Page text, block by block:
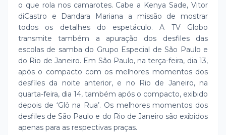
o que rola nos camarotes. Cabe a Kenya Sade, Vitor
diCastro e Dandara Mariana a missão de mostrar
todos os detalhes do espetáculo. A TV Globo
transmite também a apuração dos desfiles das
escolas de samba do Grupo Especial de São Paulo e
do Rio de Janeiro. Em São Paulo, na terça-feira, dia 13,
após o compacto com os melhores momentos dos
desfiles da noite anterior, e no Rio de Janeiro, na
quarta-feira, dia 14, também após o compacto, exibido
depois de ‘Glô na Rua’. Os melhores momentos dos
desfiles de São Paulo e do Rio de Janeiro são exibidos
apenas para as respectivas praças.